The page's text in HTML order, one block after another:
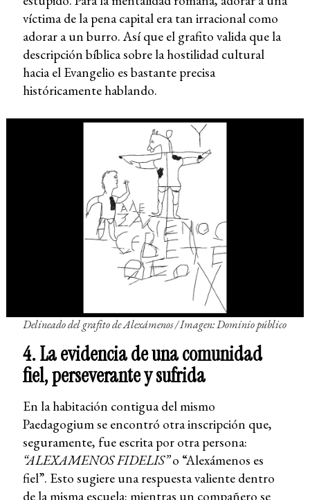
víctima de la pena capital era tan irracional como
adorar a un burro. Así que el grafito valida que la
descripción bíblica sobre la hostilidad cultural
hacia el Evangelio es bastante precisa
históricamente hablando.
Delineado del grafito de Alexámenos / Imagen: Dominio público
4. La evidencia de una comunidad
fiel, perseverante y sufrida
En la habitación contigua del mismo
Paedagogium se encontró otra inscripción que,
seguramente, fue escrita por otra persona:
“ALEXAMENOS FIDELIS”o “Alexámenos es
fiel”. Esto sugiere una respuesta valiente dentro
de la misma escuela: mientras un compañero se